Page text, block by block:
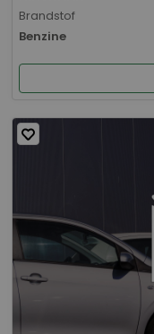
Brandstof
Benzine